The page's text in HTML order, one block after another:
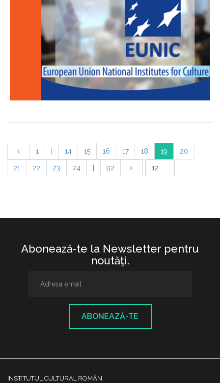
1 14 15 16 17 18 19 20
21 22 23 24 92
Abonează-te la Newsletter pentru
noutăţi.
ABONEAZĂ-TE
INSTITUTUL CULTURAL ROMÂN